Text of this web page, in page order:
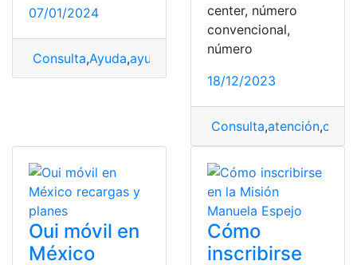
07/01/2024
Consulta,Ayuda,ayuda económica,solicitar
center, número
convencional,
número
18/12/2023
Consulta,atención,
Oui móvil en
México
Cómo
inscribirse